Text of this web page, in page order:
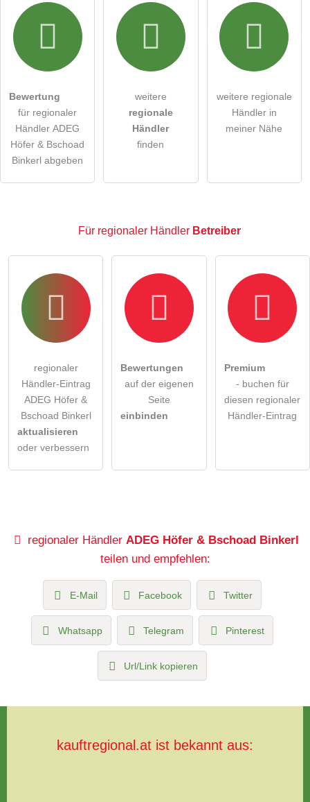
Hiermit akzeptiere ich die .
Die Datenschutzerklärunghabe ich zur Kenntnis genommen.
Hinweis: Bitte beachten Sie, öffentliche Fragen sindfür
alle Besucher sichtbar
Klicken Sie hier um eine
Bewertung
für regionaler
Händler ADEG
Höfer & Bschoad
Binkerl abgeben
weitere
regionale
Händler
finden
weitere regionale
Händler in
meiner Nähe
Für regionaler Händler Betreiber
regionaler
Händler-Eintrag
ADEG Höfer &
Bschoad Binkerl
aktualisieren
oder verbessern
Bewertungen
auf der eigenen
Seite
einbinden
Premium
- buchen für
diesen regionaler
Händler-Eintrag
regionaler Händler ADEG Höfer & Bschoad Binkerl
teilen und empfehlen:
E-Mail Facebook Twitter
Whatsapp Telegram Pinterest
Url/Link kopieren
kauftregional.at ist bekannt aus: